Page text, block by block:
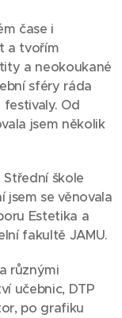
čase i
a tvořím
a neokoukané
sféry ráda
Od
jsem několik
škole
jsem se věnovala
Estetika a
fakultě JAMU.
různými
učebnic, DTP
po grafiku